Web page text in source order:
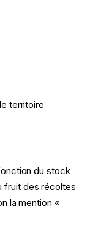
territoire
du stock
fruit des récoltes
la mention «